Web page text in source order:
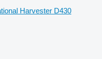
Harvester D430